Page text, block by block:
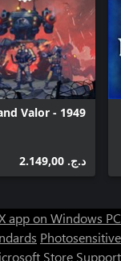
Valor - 1949
د.ج.‏ 2.149,00
app on Windows PC
Photosensitive
Store Support